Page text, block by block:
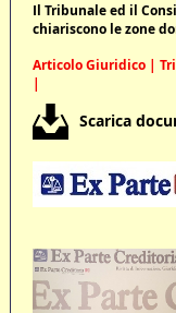
Il Tribunale ed il
chiariscono le zone
Articolo Giuridico |
|
Scarica